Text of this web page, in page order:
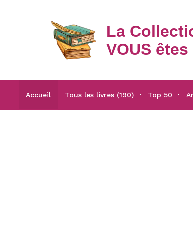
La
VOUS
Accueil Tous les livres (190) Top 50